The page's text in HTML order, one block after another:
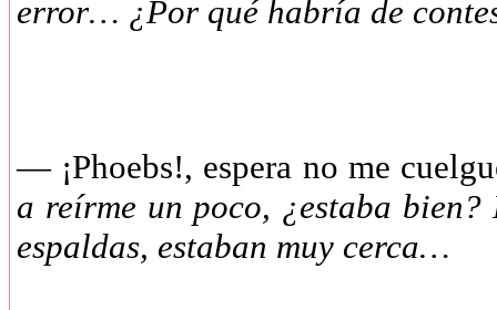
error… ¿Por qué habría de
— ¡Phoebs!, espera no me
a reírme un poco, ¿estaba
espaldas, estaban muy cerca…